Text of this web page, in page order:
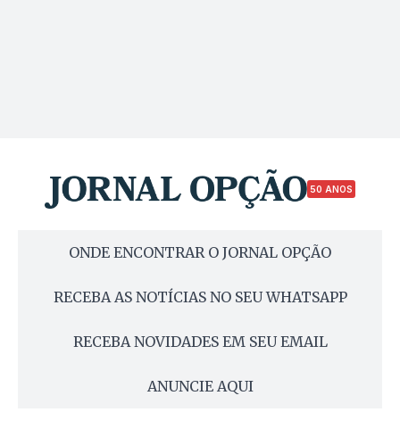
50 ANOS
ONDE ENCONTRAR O JORNAL OPÇÃO
RECEBA AS NOTÍCIAS NO SEU WHATSAPP
RECEBA NOVIDADES EM SEU EMAIL
ANUNCIE AQUI